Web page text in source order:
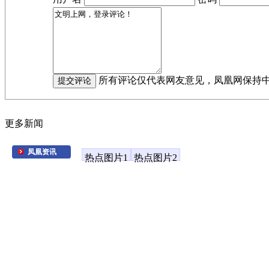
所有评论仅代表网友意见，凤凰网保持
更多新闻
凤凰资讯
热点图片1 热点图片2